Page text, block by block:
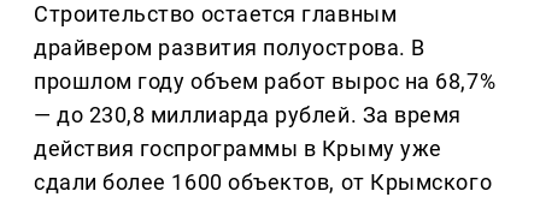
Строительство остается главным
драйвером развития полуострова. В
прошлом году объем работ вырос на 68,7%
— до 230,8 миллиарда рублей. За время
действия госпрограммы в Крыму уже
сдали более 1600 объектов, от Крымского